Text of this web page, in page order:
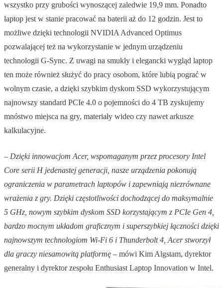
wszystko przy grubości wynoszącej zaledwie 19,9 mm. Ponadto
laptop jest w stanie pracować na baterii aż do 12 godzin. Jest to
możliwe dzięki technologii NVIDIA Advanced Optimus
pozwalającej też na wykorzystanie w jednym urządzeniu
technologii G-Sync. Z uwagi na smukły i elegancki wygląd laptop
ten może również służyć do pracy osobom, które lubią pograć w
wolnym czasie, a dzięki szybkim dyskom SSD wykorzystującym
najnowszy standard PCIe 4.0 o pojemności do 4 TB zyskujemy
mnóstwo miejsca na gry, materiały wideo czy nawet arkusze
kalkulacyjne.
– Dzięki innowacjom Acer, wspomaganym przez procesory Intel
Core serii H jedenastej generacji, nasze urządzenia pokonują
ograniczenia w parametrach laptopów i zapewniają niezrównane
wrażenia z gry. Dzięki częstotliwości dochodzącej do maksymalnie
5 GHz, nowym szybkim dyskom SSD korzystającym z PCIe Gen 4,
bardzo mocnym układom graficznym i superszybkiej łączności dzięki
najnowszym technologiom Wi-Fi 6 i Thunderbolt 4, Acer stworzył
dla graczy niesamowitą platformę – mówi Kim Algstam, dyrektor
generalny i dyrektor zespołu Enthusiast Laptop Innovation w Intel.